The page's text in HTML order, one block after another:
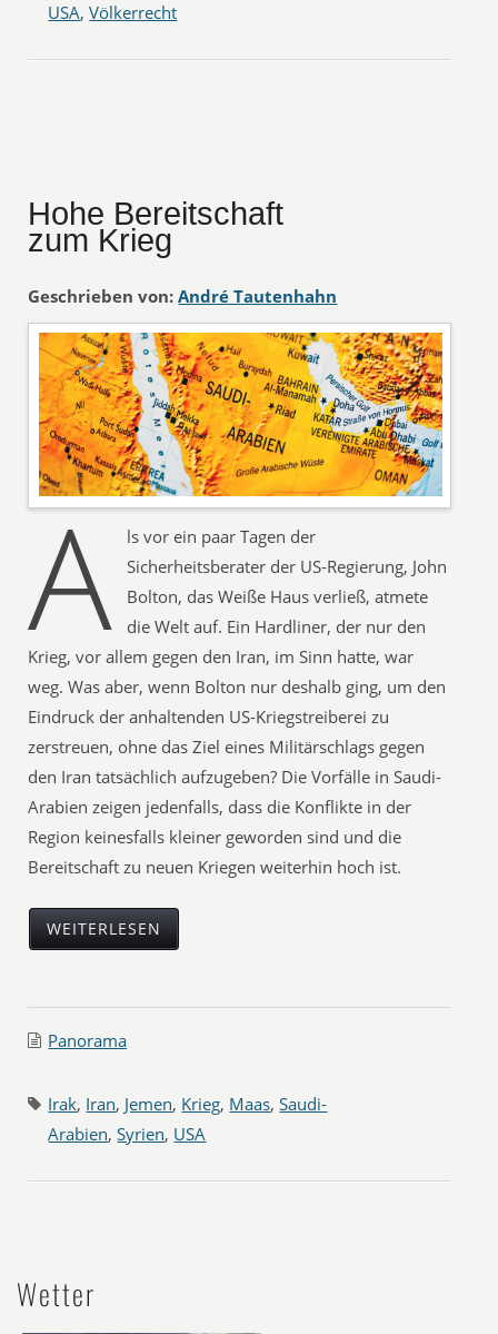
USA,Völkerrecht
Hohe Bereitschaft
zum Krieg
Geschrieben von: André Tautenhahn
A
ls vor ein paar Tagen der
Sicherheitsberater der US-Regierung, John
Bolton, das Weiße Haus verließ, atmete
die Welt auf. Ein Hardliner, der nur den
Krieg, vor allem gegen den Iran, im Sinn hatte, war
weg. Was aber, wenn Bolton nur deshalb ging, um den
Eindruck der anhaltenden US-Kriegstreiberei zu
zerstreuen, ohne das Ziel eines Militärschlags gegen
den Iran tatsächlich aufzugeben? Die Vorfälle in Saudi-
Arabien zeigen jedenfalls, dass die Konflikte in der
Region keinesfalls kleiner geworden sind und die
Bereitschaft zu neuen Kriegen weiterhin hoch ist.
WEITERLESEN
Panorama
Irak, Iran, Jemen, Krieg, Maas,Saudi-
Arabien,Syrien, USA
Wetter